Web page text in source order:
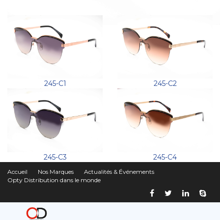
245-C1 245-C2
245-C3 245-C4
Accueil Nos Marques
Actualités & Événements
Opty Distribution dans le monde